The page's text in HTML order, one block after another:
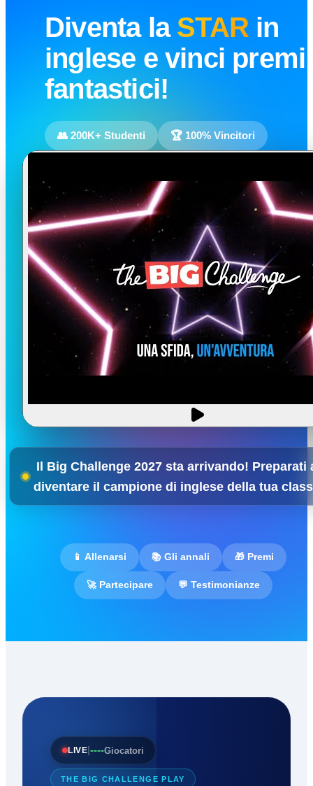
Diventa la STAR in
inglese e vinci premi
fantastici!
👥 200K+ Studenti 🏆 100% Vincitori
Il Big Challenge 2027 sta arrivando! Preparati
diventare il campione di inglese della tua
📱 Allenarsi 📚 Gli annali 🎁 Premi
🚀 Partecipare 💬 Testimonianze
LIVE |----Giocatori
THE BIG CHALLENGE PLAY